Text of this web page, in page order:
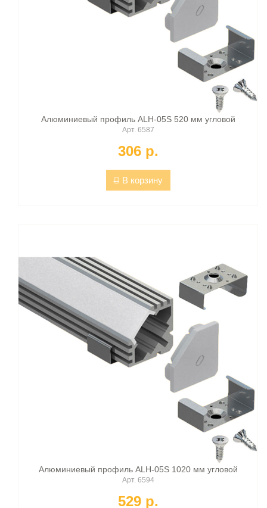
Алюминиевый профиль ALH-05S 520 мм угловой
Арт. 6587
306 p.
В корзину
Алюминиевый профиль ALH-05S 1020 мм угловой
Арт. 6594
529 p.